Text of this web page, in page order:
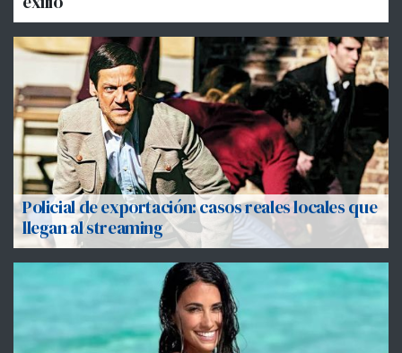
Policial de exportación: casos reales locales que
llegan al streaming